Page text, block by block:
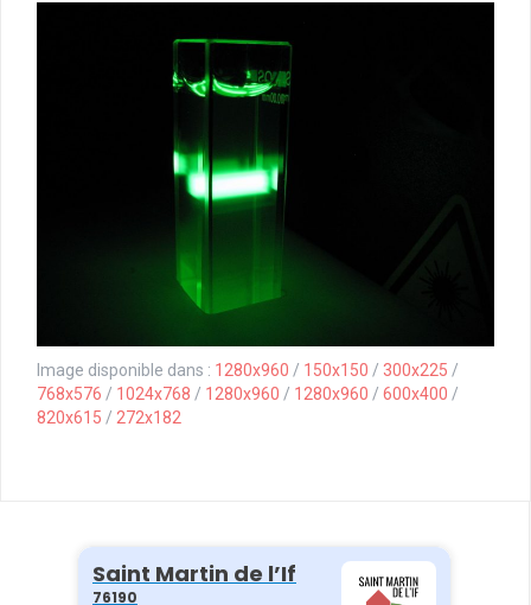
Image disponible dans : 1280x960 / 150x150 / 300x225 /
768x576 / 1024x768 / 1280x960 / 1280x960 / 600x400 /
820x615 / 272x182